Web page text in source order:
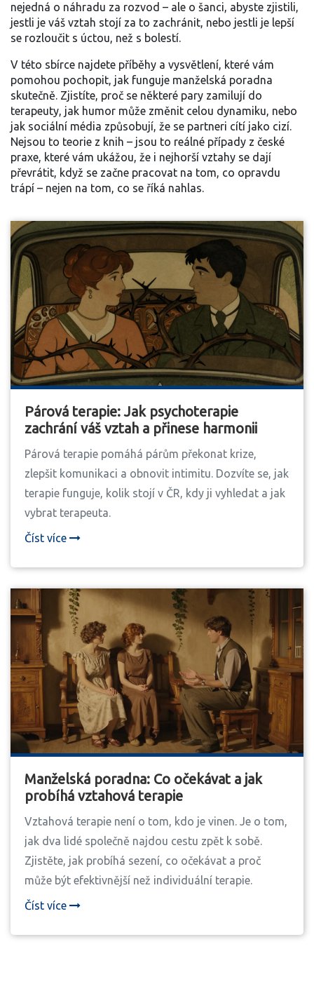
nejedná o náhradu za rozvod – ale o šanci, abyste zjistili,
jestli je váš vztah stojí za to zachránit, nebo jestli je lepší
se rozloučit s úctou, než s bolestí.
V této sbírce najdete příběhy a vysvětlení, které vám
pomohou pochopit, jak funguje manželská poradna
skutečně. Zjistíte, proč se některé pary zamilují do
terapeuty, jak humor může změnit celou dynamiku, nebo
jak sociální média způsobují, že se partneri cítí jako cizí.
Nejsou to teorie z knih – jsou to reálné případy z české
praxe, které vám ukážou, že i nejhorší vztahy se dají
převrátit, když se začne pracovat na tom, co opravdu
trápí – nejen na tom, co se říká nahlas.
Párová terapie: Jak psychoterapie
zachrání váš vztah a přinese harmonii
Párová terapie pomáhá párům překonat krize,
zlepšit komunikaci a obnovit intimitu. Dozvíte se, jak
terapie funguje, kolik stojí v ČR, kdy ji vyhledat a jak
vybrat terapeuta.
Číst více
Manželská poradna: Co očekávat a jak
probíhá vztahová terapie
Vztahová terapie není o tom, kdo je vinen. Je o tom,
jak dva lidé společně najdou cestu zpět k sobě.
Zjistěte, jak probíhá sezení, co očekávat a proč
může být efektivnější než individuální terapie.
Číst více